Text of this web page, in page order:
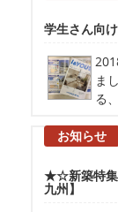
学生さん向
ま
る
お知らせ
★☆新築特
九州】